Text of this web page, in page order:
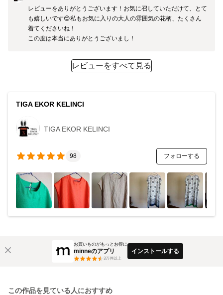
レビューをありがとうございます！お気に召していただけて、とて
も嬉しいです😊私もお気に入りの大人の雰囲気の花柄、たくさん
着てくださいね！
この度は本当にありがとうございまし！
レビューをすべて見る
TIGA EKOR KELINCI
TIGA EKOR KELINCI
98 フォローする
お買いものがもっとお得に
minneのアプリ
3万件以上
インストールする
この作品を見ている人におすすめ